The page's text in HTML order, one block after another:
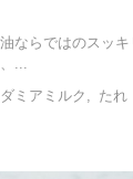
ならではのスッ
...
ミアミルク
たれ